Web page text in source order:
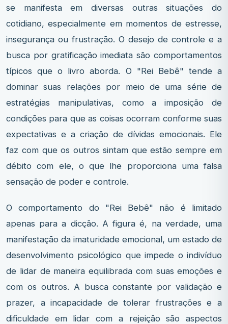
se manifesta em diversas outras situações do
cotidiano, especialmente em momentos de estresse,
insegurança ou frustração. O desejo de controle e a
busca por gratificação imediata são comportamentos
típicos que o livro aborda. O "Rei Bebê" tende a
dominar suas relações por meio de uma série de
estratégias manipulativas, como a imposição de
condições para que as coisas ocorram conforme suas
expectativas e a criação de dívidas emocionais. Ele
faz com que os outros sintam que estão sempre em
débito com ele, o que lhe proporciona uma falsa
sensação de poder e controle.
O comportamento do "Rei Bebê" não é limitado
apenas para a dicção. A figura é, na verdade, uma
manifestação da imaturidade emocional, um estado de
desenvolvimento psicológico que impede o indivíduo
de lidar de maneira equilibrada com suas emoções e
com os outros. A busca constante por validação e
prazer, a incapacidade de tolerar frustrações e a
dificuldade em lidar com a rejeição são aspectos